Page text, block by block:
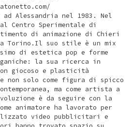
ad Alessandria nel 1983. Nel
Centro Sperimentale di
di animazione di Chieri
Torino.Il suo stile è un mix
di estetica pop e forme
la sua ricerca in
giocoso e plasticità
non solo come figura di spicco
ma come artista a
è da seguire con la
animatore ha lavorato per
video pubblicitari e